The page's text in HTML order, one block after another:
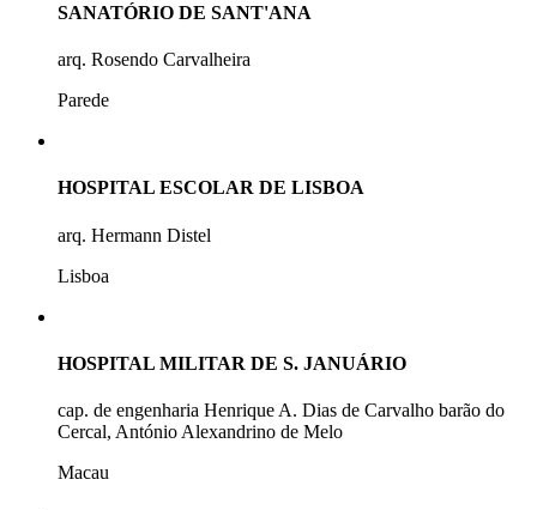
SANATÓRIO DE SANT'ANA
arq. Rosendo Carvalheira
Parede
HOSPITAL ESCOLAR DE LISBOA
arq. Hermann Distel
Lisboa
HOSPITAL MILITAR DE S. JANUÁRIO
cap. de engenharia Henrique A. Dias de Carvalho barão do
Cercal, António Alexandrino de Melo
Macau